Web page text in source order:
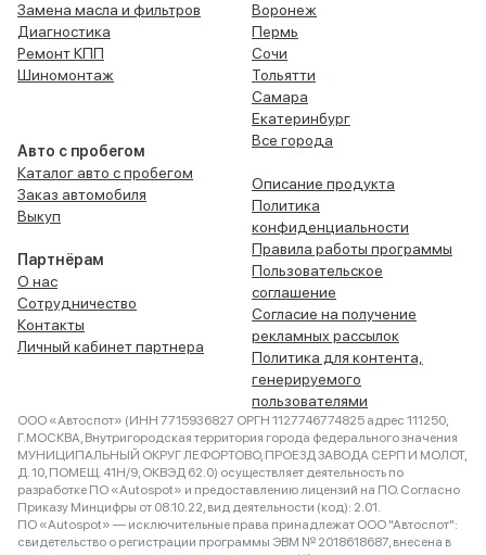
Замена масла и фильтров
Диагностика
Ремонт КПП
Шиномонтаж
Авто с пробегом
Каталог авто с пробегом
Заказ автомобиля
Выкуп
Партнёрам
О нас
Сотрудничество
Контакты
Личный кабинет партнера
Воронеж
Пермь
Сочи
Тольятти
Самара
Екатеринбург
Все города
Описание продукта
Политика
конфиденциальности
Правила работы программы
Пользовательское
соглашение
Согласие на получение
рекламных рассылок
Политика для контента,
генерируемого
пользователями
ООО «Автоспот» (ИНН 7715936827 ОРГН 1127746774825 адрес 111250,
Г.МОСКВА, Внутригородская территория города федерального значения
МУНИЦИПАЛЬНЫЙ ОКРУГ ЛЕФОРТОВО, ПРОЕЗД ЗАВОДА СЕРП И МОЛОТ,
Д. 10, ПОМЕЩ. 41Н/9, ОКВЭД 62.0) осуществляет деятельность по
разработке ПО «Autospot» и предоставлению лицензий на ПО. Согласно
Приказу Минцифры от 08.10.22, вид деятельности (код): 2.01.
ПО «Autospot» — исключительные права принадлежат ООО "Автоспот":
свидетельство о регистрации программы ЭВМ № 2018618687, внесена в